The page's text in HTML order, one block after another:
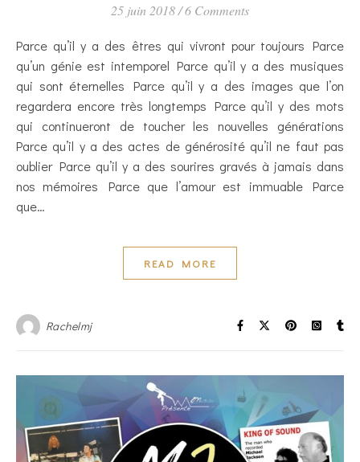
25 juin 2018/6 Comments
Parce qu’il y a des êtres qui vivront pour toujours Parce
qu’un génie est intemporel Parce qu’il y a des musiques
qui sont éternelles Parce qu’il y a des images que l’on
regardera encore très longtemps Parce qu’il y des mots
qui continueront de toucher les nouvelles générations
Parce qu’il y a des actes de générosité qu’il ne faut pas
oublier Parce qu’il y a des sourires gravés à jamais dans
nos mémoires Parce que l’amour est immuable Parce
que…
READ MORE
Rachelmj